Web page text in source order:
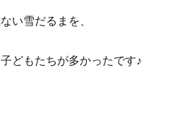
い雪だるまを、
どもたちが多かったです♪